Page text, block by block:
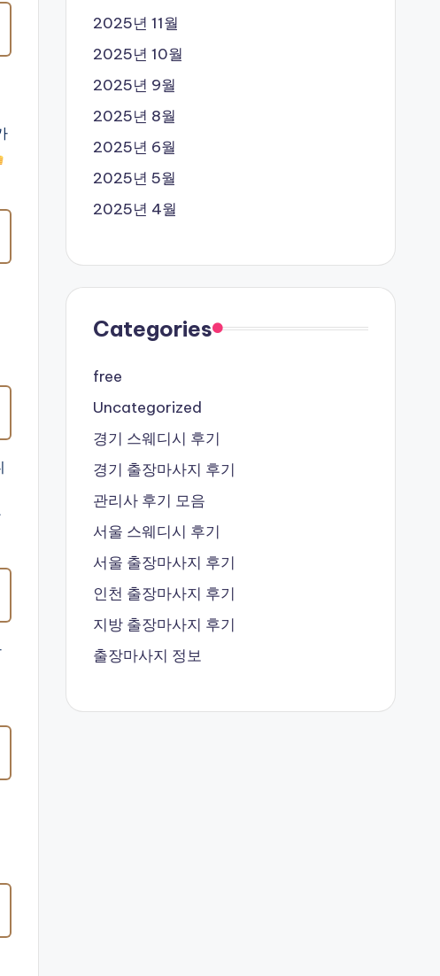
2025년 11월
2025년 10월
2025년 9월
2025년 8월
2025년 6월
2025년 5월
2025년 4월
Categories
free
Uncategorized
경기 스웨디시 후기
경기 출장마사지 후기
관리사 후기 모음
서울 스웨디시 후기
서울 출장마사지 후기
인천 출장마사지 후기
지방 출장마사지 후기
출장마사지 정보